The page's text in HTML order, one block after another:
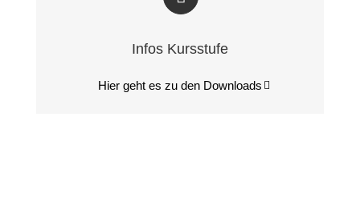
Infos Kursstufe
Hier geht es zu den Downloads